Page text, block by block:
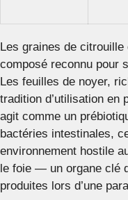
Les graines de citrouille
composé reconnu pour
Les feuilles de noyer,
tradition d’utilisation en
agit comme un
bactéries intestinales,
environnement hostile
le foie — un organe clé
produites lors d’une